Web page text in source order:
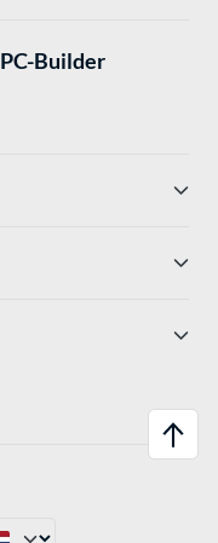
PC-Builder